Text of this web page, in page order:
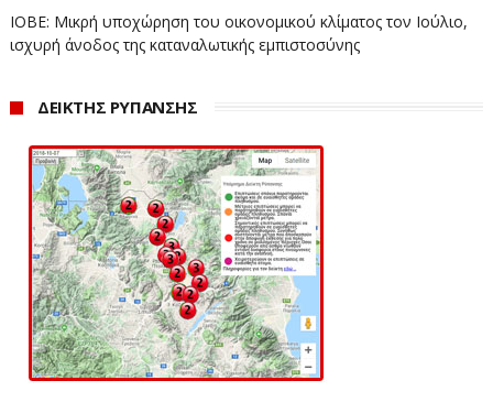
ΙΟΒΕ: Μικρή υποχώρηση του οικονομικού κλίματος τον Ιούλιο,
ισχυρή άνοδος της καταναλωτικής εμπιστοσύνης
ΔΕΙΚΤΗΣ ΡΥΠΑΝΣΗΣ